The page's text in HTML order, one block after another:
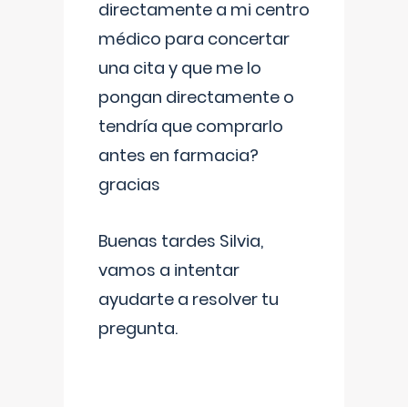
directamente a mi centro
médico para concertar
una cita y que me lo
pongan directamente o
tendría que comprarlo
antes en farmacia?
gracias
Buenas tardes Silvia,
vamos a intentar
ayudarte a resolver tu
pregunta.